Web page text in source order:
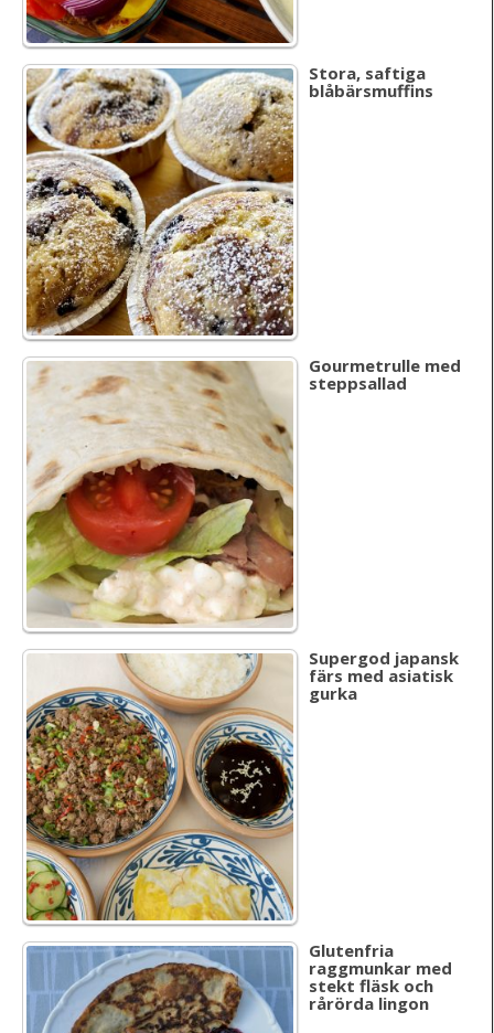
Stora, saftiga
blåbärsmuffins
Gourmetrulle med
steppsallad
Supergod japansk
färs med asiatisk
gurka
Glutenfria
raggmunkar med
stekt fläsk och
rårörda lingon